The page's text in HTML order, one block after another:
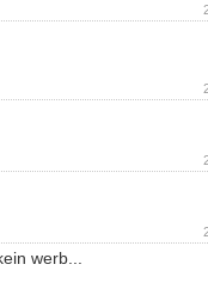
werb...